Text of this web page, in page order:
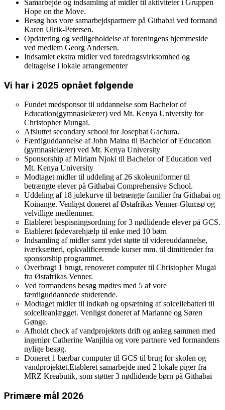
Samarbejde og indsamling af midler til aktiviteter i Gruppen
Hope on the Move.
Besøg hos vore samarbejdspartnere på Githabai ved formand
Karen Ulrik-Petersen.
Opdatering og vedligeholdelse af foreningens hjemmeside
ved medlem Georg Andersen.
Indsamlet ekstra midler ved foredragsvirksomhed og
deltagelse i lokale arrangementer
Vi har i 2025 opnået følgende
Fundet medsponsor til uddannelse som Bachelor of
Education(gymnasielærer) ved Mt. Kenya University for
Christopher Mungai.
Afsluttet secondary school for Josephat Gachura.
Færdiguddannelse af John Maina til Bachelor of Education
(gymnasielærer) ved Mt. Kenya University
Sponsorship af Miriam Njoki til Bachelor of Education ved
Mt. Kenya University
Modtaget midler til uddeling af 26 skoleuniformer til
betrængte elever på Githabai Comprehensive School.
Uddeling af 18 julekurve til betrængte familier fra Githabai og
Koinange. Venligst doneret af Østafrikas Venner-Glumsø og
velvillige medlemmer.
Etableret bespisningsordning for 3 nødlidende elever på GCS.
Etableret fødevarehjælp til enke med 10 børn
Indsamling af midler samt ydet støtte til videreuddannelse,
iværksætteri, opkvalificerende kurser mm. til dimittender fra
sponsorship programmet.
Overbragt 1 brugt, renoveret computer til Christopher Mugai
fra Østafrikas Venner.
Ved formandens besøg mødtes med 5 af vore
færdiguddannede studerende.
Modtaget midler til indkøb og opsætning af solcellebatteri til
solcelleanlægget. Venligst doneret af Marianne og Søren
Gønge.
Afholdt check af vandprojektets drift og anlæg sammen med
ingeniør Catherine Wanjihia og vore partnere ved formandens
nylige besøg.
Doneret 1 bærbar computer til GCS til brug for skolen og
vandprojektet.Etableret samarbejde med 2 lokale piger fra
MRZ Kreabutik, som støtter 3 nødlidende børn på Githabai
Primære mål 2026